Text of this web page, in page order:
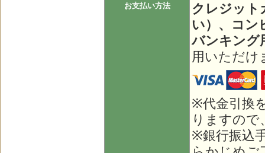
お支払い方法
クレジット
い）、コン
バンキング
用いただけ
※代金引換
りますので
※銀行振込